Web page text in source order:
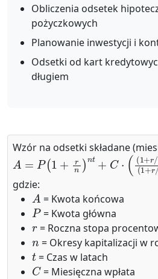
Obliczenia odsetek
pożyczkowych
Planowanie inwestycji i
Odsetki od kart
długiem
Wzór na odsetki składane
A=P( 1+ rn)nt+C⋅((1+r/n)nt−
gdzie:
A
= Kwota końcowa
P
= Kwota główna
r
= Roczna stopa
n
= Okresy kapitalizacji w
t
= Czas w latach
C
= Miesięczna wpłata